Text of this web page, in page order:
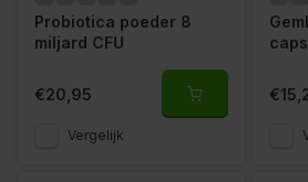
Probiotica poeder 8
miljard CFU
€20,95
Vergelijk